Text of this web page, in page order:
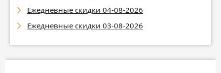
Ежедневные скидки 04-08-2026
Ежедневные скидки 03-08-2026